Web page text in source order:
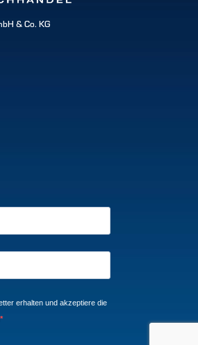
& Co. KG
erhalten und akzeptiere die